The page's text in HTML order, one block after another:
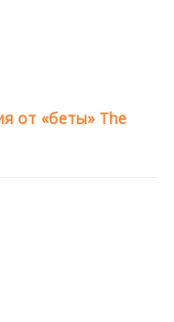
от «беты» The